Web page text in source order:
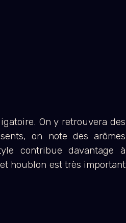
On y retrouvera des
on note des arômes
contribue davantage à
et houblon est très important